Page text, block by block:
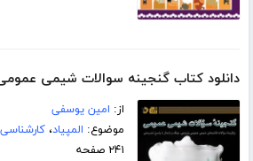
دانلود کتاب گنجینه سوالات شیمی
از: امین یوسفی
موضوع: المپیاد،کارشناسی
۲۴۱ صفحه